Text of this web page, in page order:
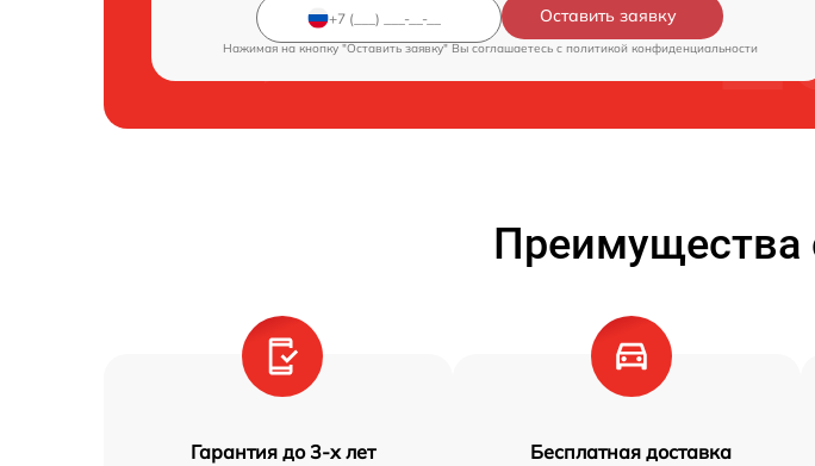
Оставить заявку
Нажимая на кнопку "Оставить заявку" Вы соглашаетесь c политикой конфиденциальности
Преимущества
Гарантия до 3-х лет Бесплатная доставка